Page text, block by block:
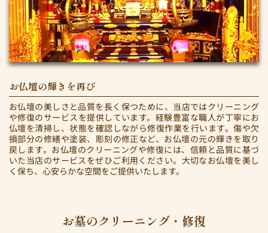
お仏壇の輝きを再び
お仏壇の美しさと品質を長く保つために、当店ではクリーニング
や修復のサービスを提供しています。経験豊富な職人が丁寧にお
仏壇を清掃し、状態を確認しながら修復作業を行います。傷や欠
損部分の修繕や塗装、彫刻の修正など、お仏壇の元の輝きを取り
戻します。お仏壇のクリーニングや修復には、信頼と品質に基づ
いた当店のサービスをぜひご利用ください。大切なお仏壇を美し
く保ち、心安らかな空間をご提供いたします。
お墓のクリーニング・修復